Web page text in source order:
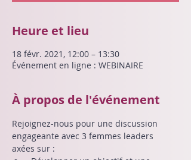
Heure et lieu
18 févr. 2021, 12:00 – 13:30
Événement en ligne : WEBINAIRE
À propos de l'événement
Rejoignez-nous pour une discussion
engageante avec 3 femmes leaders
axées sur :